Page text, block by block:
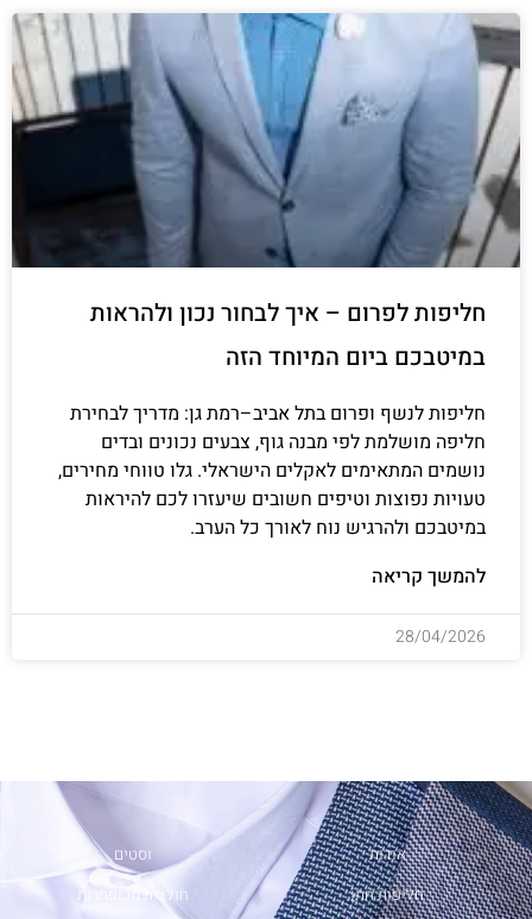
חליפות לפרום – איך לבחור נכון ולהראות
במיטבכם ביום המיוחד הזה
חליפות לנשף ופרום בתל אביב–רמת גן: מדריך לבחירת
חליפה מושלמת לפי מבנה גוף, צבעים נכונים ובדים
נושמים המתאימים לאקלים הישראלי. גלו טווחי מחירים,
טעויות נפוצות וטיפים חשובים שיעזרו לכם להיראות
במיטבכם ולהרגיש נוח לאורך כל הערב.
להמשך קריאה
28/04/2026
אודות
חליפות חתן
וסטים
חולצות מכופתרות